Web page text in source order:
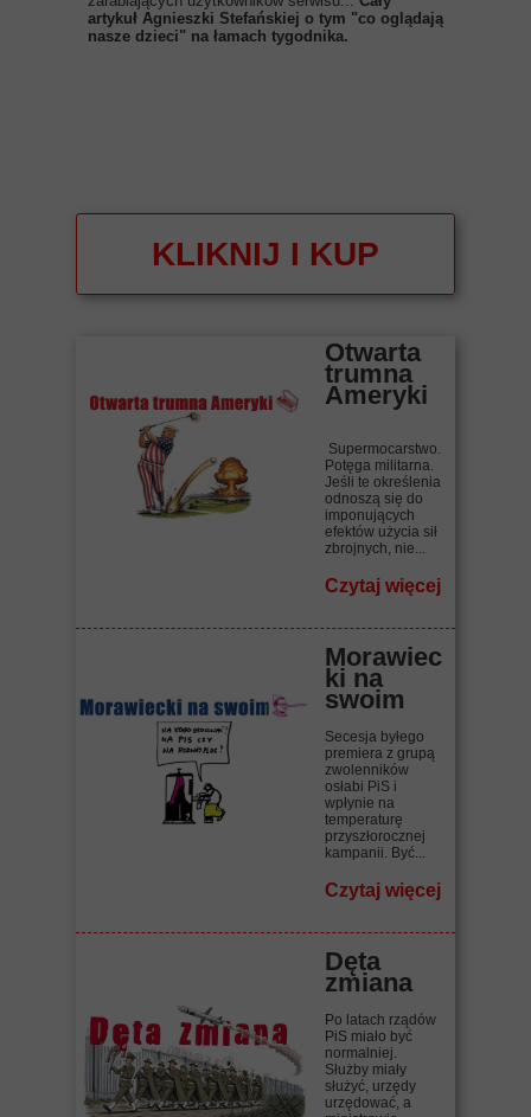
Otwarta
trumna
Ameryki
Supermocarstwo.
Potęga militarna.
Jeśli te określenia
odnoszą się do
imponujących
efektów użycia sił
zbrojnych, nie...
Czytaj więcej
Morawiec
ki na
swoim
Secesja byłego
premiera z grupą
zwolenników
osłabi PiS i
wpłynie na
temperaturę
przyszłorocznej
kampanii. Być...
Czytaj więcej
Dęta
zmiana
Po latach rządów
PiS miało być
normalniej.
Służby miały
służyć, urzędy
urzędować, a
KLIKNIJ I KUP
artykuł Agnieszki Stefańskiej o tym "co oglądają
nasze dzieci" na łamach tygodnika.